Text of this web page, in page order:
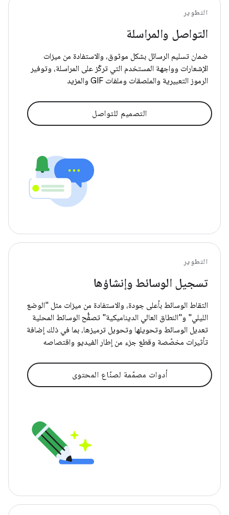
التطوير
التواصل والمراسلة
ضمان تسليم الرسائل بشكل موثوق، والاستفادة من ميزات
الإشعارات وواجهة المستخدم التي تركّز على المراسلة، وتوفير
الرموز التعبيرية والملصقات وملفات GIF والمزيد
التصميم للتواصل
التطوير
تسجيل الوسائط وإنشاؤها
التقاط الوسائط بأعلى جودة، والاستفادة من ميزات مثل "الوضع
الليلي" و"النطاق العالي الديناميكية" تصفُّح الوسائط المحلية
تعديل الوسائط وتحويلها وتحويل ترميزها، بما في ذلك إضافة
تأثيرات مخصّصة وقطع جزء من إطار الفيديو واقتصاصه
أدوات مصمّمة لصنّاع المحتوى